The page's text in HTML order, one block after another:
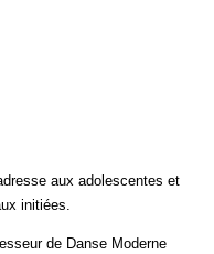
aux adolescentes et
initiées.
de Danse Moderne